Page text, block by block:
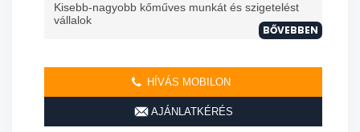
Kisebb-nagyobb kőműves munkát és szigetelést
vállalok
BŐVEBBEN
HÍVÁS MOBILON
AJÁNLATKÉRÉS